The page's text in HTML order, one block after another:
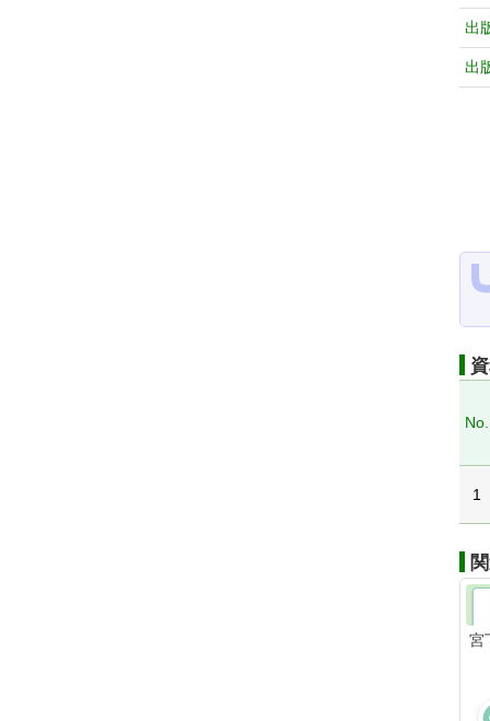
出
出
No.
1
宮